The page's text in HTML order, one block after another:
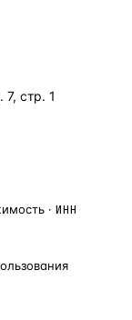
стр. 1
· ИНН